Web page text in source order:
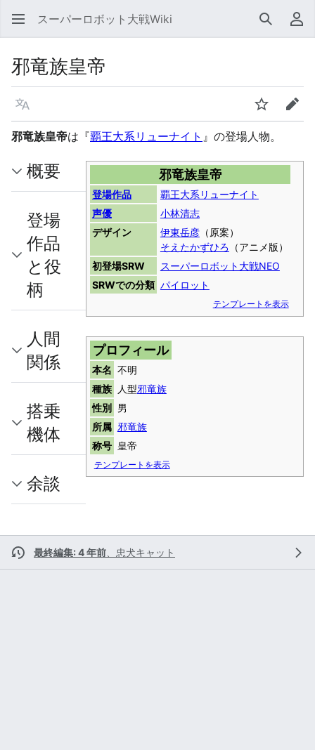
スーパーロボット大戦Wiki 検索 利
邪竜族皇帝
言語 ウォッチ編集
邪竜族皇帝は『覇王大系リューナイト 』の登場人物。
邪竜族皇帝
登場作品
覇王大系リューナイト
声優
小林清志
デザイン
伊東岳彦（原案）
そえたかずひろ
（アニメ版）
初登場SRW
スーパーロボット大戦NEO
SRWでの分類 パイロット
テンプレートを表示
プロフィール
本名 不明
種族
人型邪竜族
性別 男
所属 邪竜族
称号 皇帝
テンプレートを表示
概要
登場
作品
と役
柄
人間
関係
搭乗
機体
余談
最終編集: 4 年前 忠犬キャット